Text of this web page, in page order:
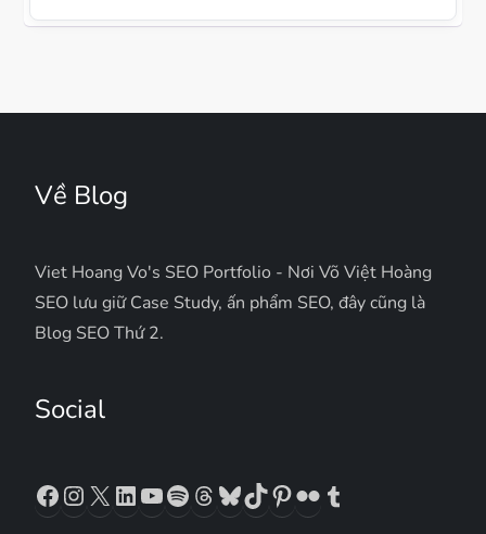
Về Blog
Viet Hoang Vo's SEO Portfolio - Nơi Võ Việt Hoàng
SEO lưu giữ Case Study, ấn phẩm SEO, đây cũng là
Blog SEO Thứ 2.
Social
Facebook
Instagram
X LinkedIn
YouTube
Spotify
Threads
Bluesky
TikTok
Pinterest
Flickr